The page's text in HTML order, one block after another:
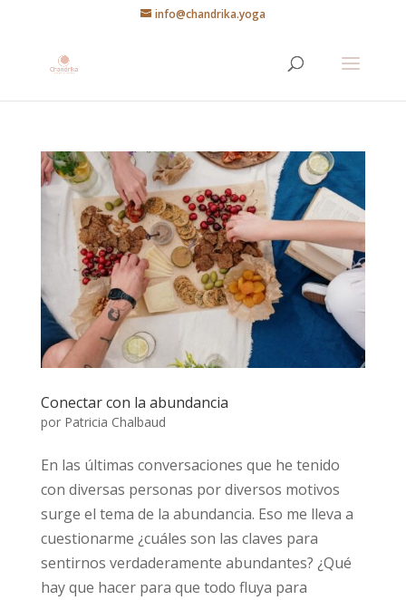
info@chandrika.yoga
Conectar con la abundancia
por Patricia Chalbaud
En las últimas conversaciones que he tenido
con diversas personas por diversos motivos
surge el tema de la abundancia. Eso me lleva a
cuestionarme ¿cuáles son las claves para
sentirnos verdaderamente abundantes? ¿Qué
hay que hacer para que todo fluya para